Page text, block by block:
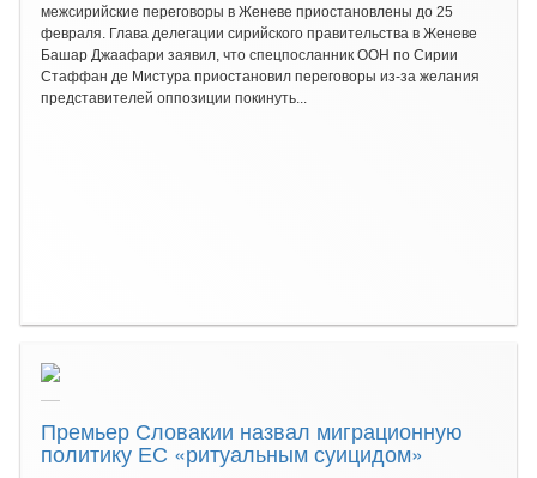
межсирийские переговоры в Женеве приостановлены до 25
февраля. Глава делегации сирийского правительства в Женеве
Башар Джаафари заявил, что спецпосланник ООН по Сирии
Стаффан де Мистура приостановил переговоры из-за желания
представителей оппозиции покинуть...
Премьер Словакии назвал миграционную
политику ЕС «ритуальным суицидом»